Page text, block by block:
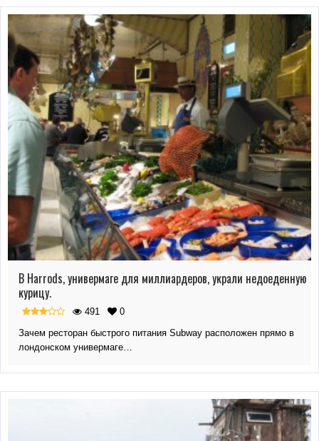
В Harrods, универмаге для миллиардеров, украли недоеденную
курицу.
491
0
Зачем ресторан быстрого питания Subway расположен прямо в
лондонском универмаге…